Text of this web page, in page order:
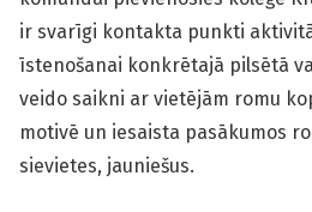
ir svarīgi kontakta punkti
īstenošanai konkrētajā pilsētā
veido saikni ar vietējām romu
motivē un iesaista pasākumos
sievietes, jauniešus.